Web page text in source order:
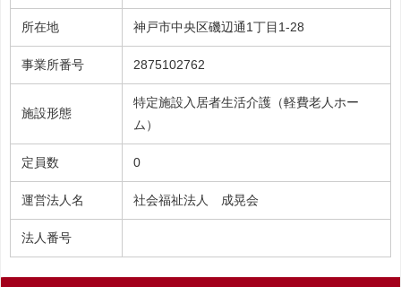
所在地 神戸市中央区磯辺通1丁目1-28
事業所番号 2875102762
施設形態
特定施設入居者生活介護（軽費老人ホー
ム）
定員数 0
運営法人名 社会福祉法人 成晃会
法人番号